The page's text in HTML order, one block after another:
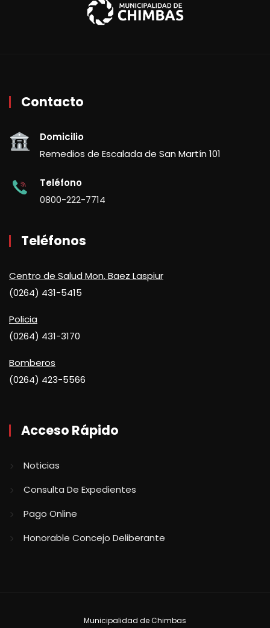
Contacto
Domicilio
Remedios de Escalada de San Martín 101
Teléfono
0800-222-7714
Teléfonos
Centro de Salud Mon. Baez Laspiur
(0264) 431-5415
Policia
(0264) 431-3170
Bomberos
(0264) 423-5566
Acceso Rápido
Noticias
Consulta De Expedientes
Pago Online
Honorable Concejo Deliberante
Municipalidad de Chimbas